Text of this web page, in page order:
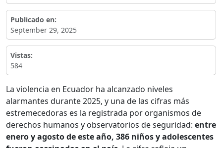
Publicado en:
September 29, 2025
Vistas:
584
La violencia en Ecuador ha alcanzado niveles
alarmantes durante 2025, y una de las cifras más
estremecedoras es la registrada por organismos de
derechos humanos y observatorios de seguridad: entre
enero y agosto de este año, 386 niños y adolescentes